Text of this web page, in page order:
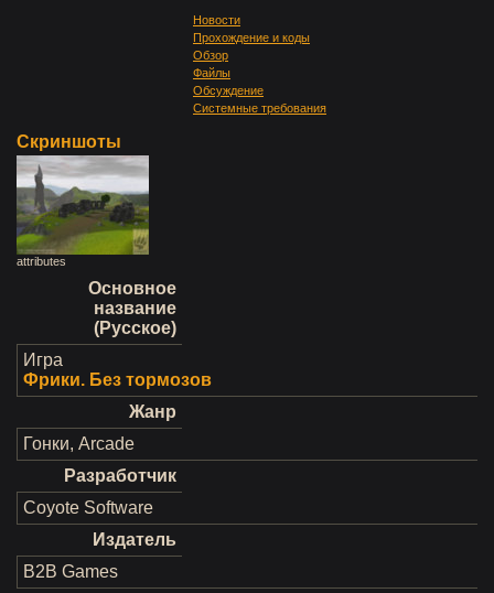
Новости
Прохождение и коды
Обзор
Файлы
Обсуждение
Системные требования
Скриншоты
attributes
Основное
название
(Русское)
Игра
Фрики. Без тормозов
Жанр
Гонки, Arcade
Разработчик
Coyote Software
Издатель
B2B Games